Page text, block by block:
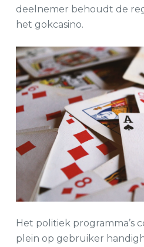
deelnemer behoudt de
het gokcasino.
Het politiek programma’s
plein op gebruiker